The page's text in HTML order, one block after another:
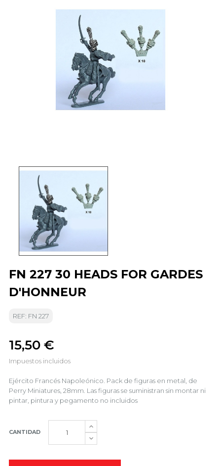
FN 227 30 HEADS FOR GARDES
D'HONNEUR
REF: FN 227
15,50 €
Impuestos incluidos
Ejército Francés Napoleónico. Pack de figuras en metal, de
Perry Miniatures, 28mm. Las figuras se suministran sin montar ni
pintar, pintura y pegamento no incluidos
CANTIDAD